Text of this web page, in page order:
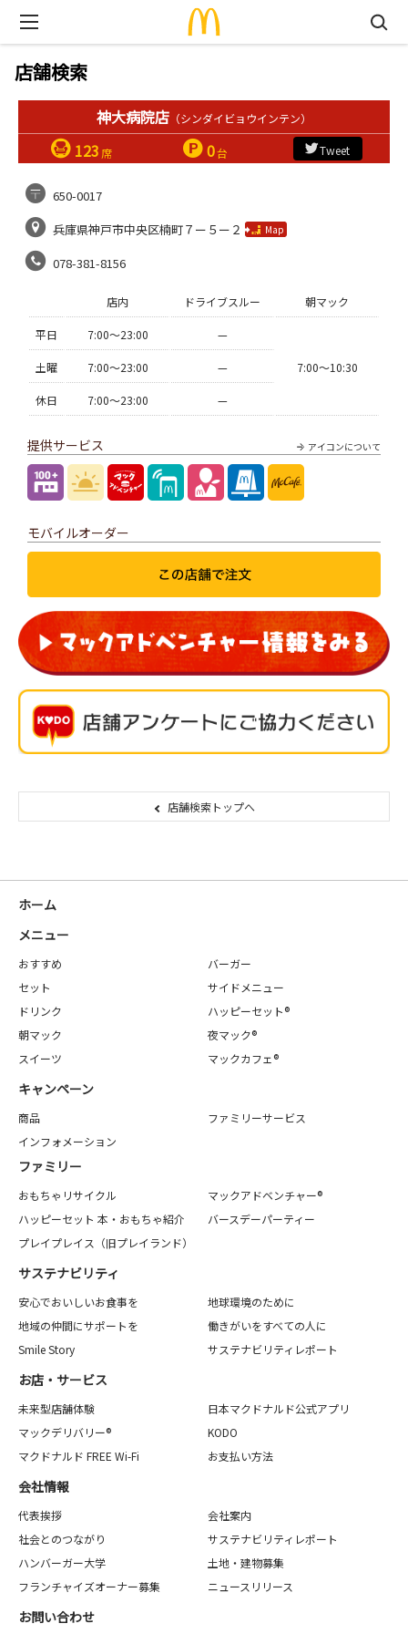
店舗検索
神大病院店 （シンダイビョウインテン）
123 席 0台 Tweet
650-0017
兵庫県神戸市中央区楠町７ー５ー２
Map
078-381-8156
店内 ドライブスルー 朝マック
平日 7:00〜23:00 —
7:00〜10:30
土曜 7:00〜23:00 —
休日 7:00〜23:00 —
アイコンについて
提供サービス
モバイルオーダー
店舗検索トップへ
ホーム
メニュー
おすすめ
バーガー
セット
サイドメニュー
ドリンク
ハッピーセット®
朝マック
夜マック®
スイーツ
マックカフェ®
キャンペーン
商品
ファミリーサービス
インフォメーション
ファミリー
おもちゃリサイクル
マックアドベンチャー®
ハッピーセット 本・おもちゃ紹介
バースデーパーティー
プレイプレイス（旧プレイランド）
サステナビリティ
安心でおいしいお食事を
地球環境のために
地域の仲間にサポートを
働きがいをすべての人に
Smile Story
サステナビリティレポート
お店・サービス
未来型店舗体験
日本マクドナルド公式アプリ
マックデリバリー®
KODO
マクドナルド FREE Wi-Fi
お支払い方法
会社情報
代表挨拶
会社案内
社会とのつながり
サステナビリティレポート
ハンバーガー大学
土地・建物募集
フランチャイズオーナー募集
ニュースリリース
お問い合わせ